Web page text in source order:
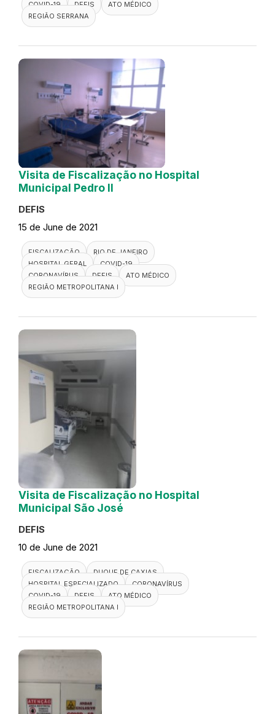
COVID-19 DEFIS
ATO MÉDICO
REGIÃO SERRANA
Visita de Fiscalização no Hospital
Municipal Pedro II
DEFIS
15 de June de 2021
FISCALIZAÇÃO
RIO DE JANEIRO
HOSPITAL GERAL
COVID-19
CORONAVÍRUS
DEFIS
ATO MÉDICO
REGIÃO METROPOLITANA I
Visita de Fiscalização no Hospital
Municipal São José
DEFIS
10 de June de 2021
FISCALIZAÇÃO
DUQUE DE CAXIAS
HOSPITAL ESPECIALIZADO
CORONAVÍRUS
COVID-19
DEFIS
ATO MÉDICO
REGIÃO METROPOLITANA I